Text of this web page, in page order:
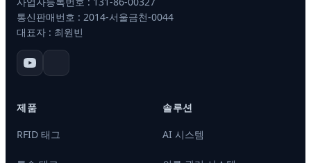
통신판매번호 : 2014-서울금천-0044
대표자 : 최원빈
제품
RFID 태그
솔루션
AI 시스템